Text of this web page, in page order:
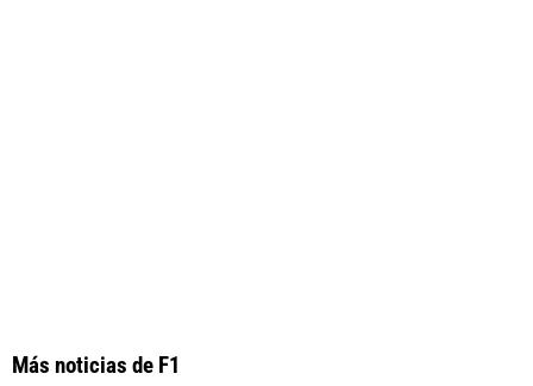
Más noticias de F1